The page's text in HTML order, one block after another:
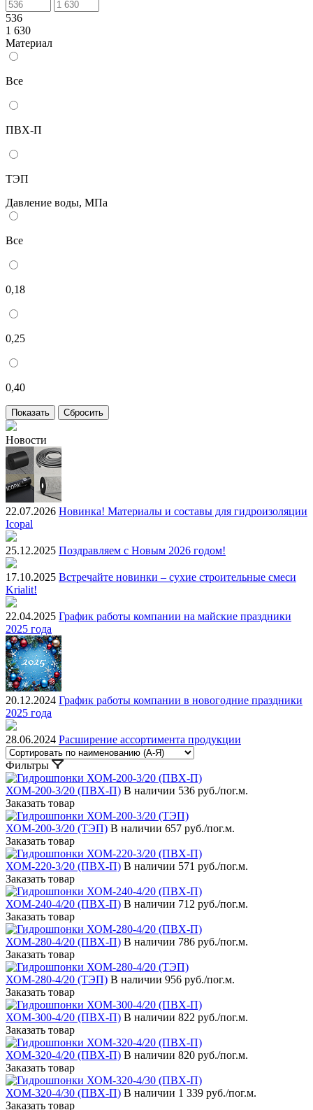
536
1 630
Материал
Все
ПВХ-П
ТЭП
Давление воды, МПа
Все
0,18
0,25
0,40
Новости
22.07.2026 Новинка! Материалы и составы для гидроизоляции
Icopal
25.12.2025 Поздравляем с Новым 2026 годом!
17.10.2025 Встречайте новинки – сухие строительные смеси
Krialit!
22.04.2025 График работы компании на майские праздники
2025 года
20.12.2024 График работы компании в новогодние праздники
2025 года
28.06.2024 Расширение ассортимента продукции
Фильтры
ХОМ-200-3/20 (ПВХ-П) В наличии 536 руб./пог.м.
Заказать товар
ХОМ-200-3/20 (ТЭП) В наличии 657 руб./пог.м.
Заказать товар
ХОМ-220-3/20 (ПВХ-П) В наличии 571 руб./пог.м.
Заказать товар
ХОМ-240-4/20 (ПВХ-П) В наличии 712 руб./пог.м.
Заказать товар
ХОМ-280-4/20 (ПВХ-П) В наличии 786 руб./пог.м.
Заказать товар
ХОМ-280-4/20 (ТЭП) В наличии 956 руб./пог.м.
Заказать товар
ХОМ-300-4/20 (ПВХ-П) В наличии 822 руб./пог.м.
Заказать товар
ХОМ-320-4/20 (ПВХ-П) В наличии 820 руб./пог.м.
Заказать товар
ХОМ-320-4/30 (ПВХ-П) В наличии 1 339 руб./пог.м.
Заказать товар